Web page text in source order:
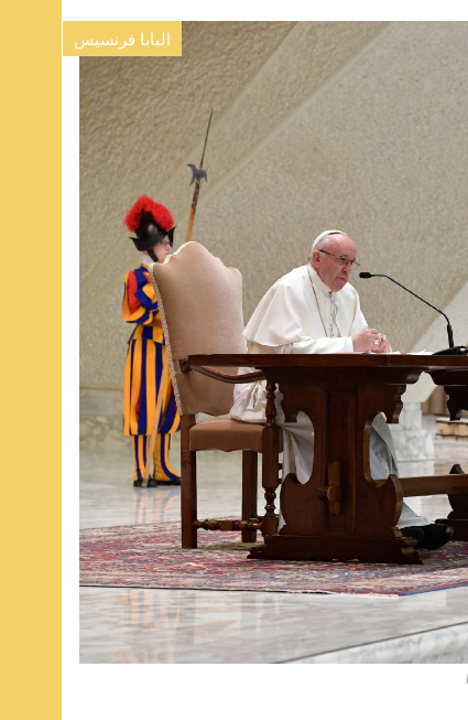
البابا فرنسيس